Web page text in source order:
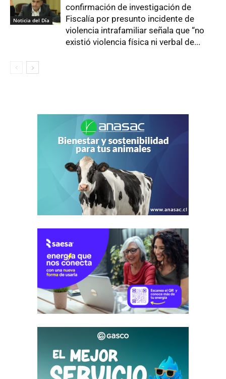
Noticia del Día
confirmación de investigación de
Fiscalía por presunto incidente de
violencia intrafamiliar señala que “no
existió violencia física ni verbal de...